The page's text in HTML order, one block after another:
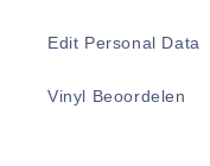
Edit Personal Data
Vinyl Beoordelen